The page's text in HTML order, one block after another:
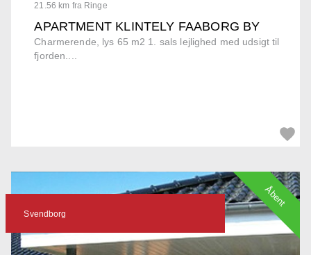
21.56 km fra Ringe
APARTMENT KLINTELY FAABORG BY
Charmerende, lys 65 m2 1. sals lejlighed med udsigt til
fjorden....
Svendborg
Åbent